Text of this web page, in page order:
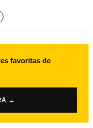
favoritas de
→